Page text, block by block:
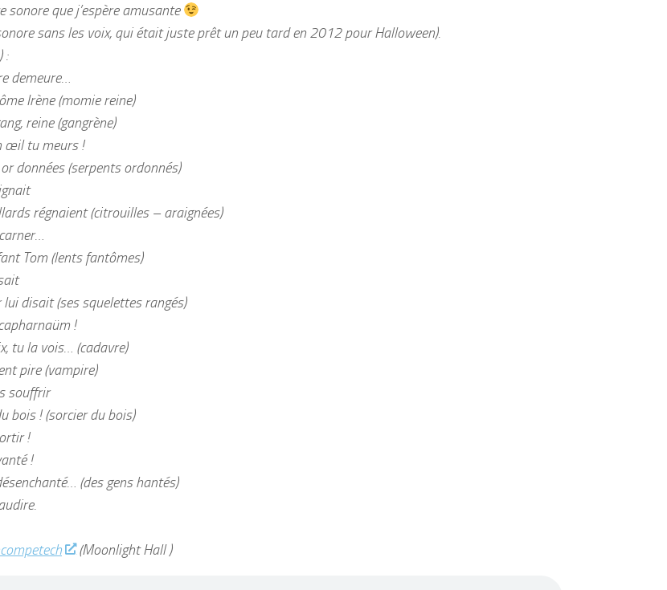
sonore que j’espère amusante
sans les voix, qui était juste prêt un peu tard en 2012 pour Halloween).
:
demeure…
Irène (momie reine)
reine (gangrène)
œil tu meurs !
données (serpents ordonnés)
régnaient (citrouilles – araignées)
Tom (lents fantômes)
lui disait (ses squelettes rangés)
!
tu la vois… (cadavre)
pire (vampire)
souffrir
bois ! (sorcier du bois)
!
!
(des gens hantés)
(Moonlight Hall )